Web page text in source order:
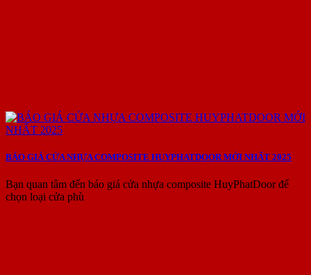
BÁO GIÁ CỬA NHỰA COMPOSITE HUYPHATDOOR MỚI NHẤT 2025
Bạn quan tâm đến báo giá cửa nhựa composite HuyPhatDoor để
chọn loại cửa phù